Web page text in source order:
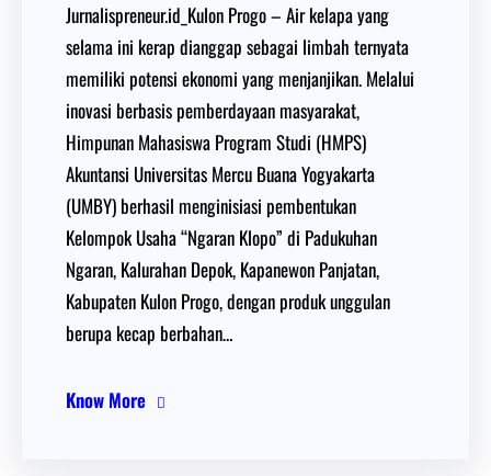
Jurnalispreneur.id_Kulon Progo – Air kelapa yang
selama ini kerap dianggap sebagai limbah ternyata
memiliki potensi ekonomi yang menjanjikan. Melalui
inovasi berbasis pemberdayaan masyarakat,
Himpunan Mahasiswa Program Studi (HMPS)
Akuntansi Universitas Mercu Buana Yogyakarta
(UMBY) berhasil menginisiasi pembentukan
Kelompok Usaha “Ngaran Klopo” di Padukuhan
Ngaran, Kalurahan Depok, Kapanewon Panjatan,
Kabupaten Kulon Progo, dengan produk unggulan
berupa kecap berbahan…
Know More